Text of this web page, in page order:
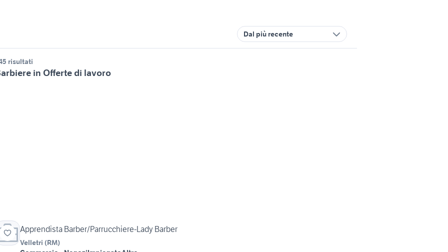
Dal più recente
risultati
in Offerte di lavoro
Apprendista Barber/Parrucchiere-Lady Barber
Velletri (RM)